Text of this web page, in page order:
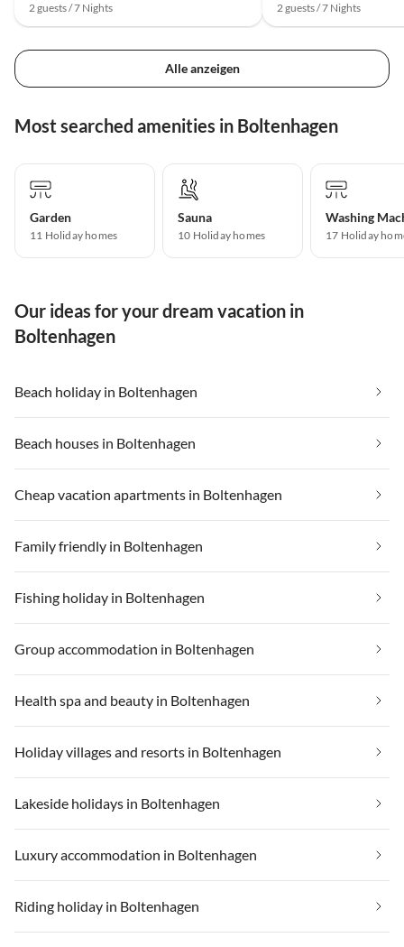
2 guests / 7 Nights 2 guests / 7 Nights
Alle anzeigen
Most searched amenities in Boltenhagen
Garden
11 Holiday homes
Sauna
10 Holiday homes
Washing
17 Holiday
Our ideas for your dream vacation in
Boltenhagen
Beach holiday in Boltenhagen
Beach houses in Boltenhagen
Cheap vacation apartments in Boltenhagen
Family friendly in Boltenhagen
Fishing holiday in Boltenhagen
Group accommodation in Boltenhagen
Health spa and beauty in Boltenhagen
Holiday villages and resorts in Boltenhagen
Lakeside holidays in Boltenhagen
Luxury accommodation in Boltenhagen
Riding holiday in Boltenhagen